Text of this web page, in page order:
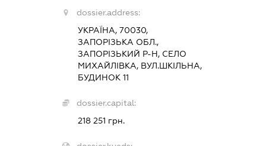
dossier.address:
УКРАЇНА, 70030,
ЗАПОРІЗЬКА ОБЛ.,
ЗАПОРІЗЬКИЙ Р-Н, СЕЛО
МИХАЙЛІВКА, ВУЛ.ШКІЛЬНА,
БУДИНОК 11
dossier.capital:
218 251 грн.